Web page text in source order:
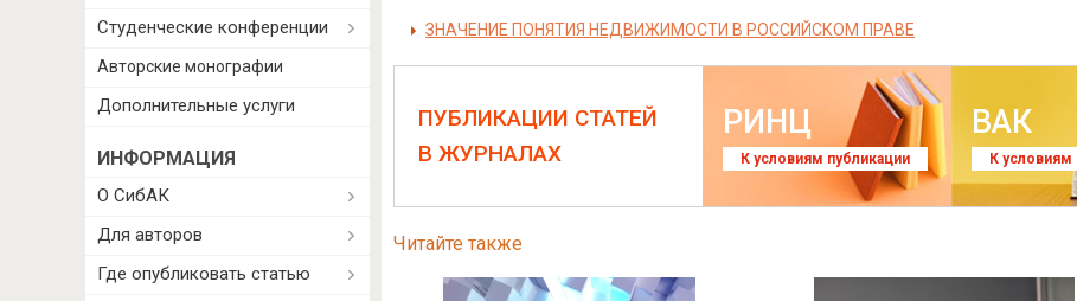
ЗНАЧЕНИЕ ПОНЯТИЯ НЕДВИЖИМОСТИ В РОССИЙСКОМ ПРАВЕ
ПУБЛИКАЦИИ СТАТЕЙ
В ЖУРНАЛАХ
РИНЦ
К условиям публикации
ВАК
К условиям
Читайте также
Студенческие конференции
Авторские монографии
Дополнительные услуги
ИНФОРМАЦИЯ
О СибАК
Для авторов
Где опубликовать статью